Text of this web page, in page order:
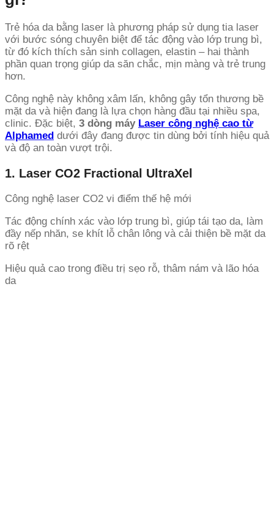
Trẻ hóa da bằng laser là phương pháp sử dụng tia laser
với bước sóng chuyên biệt để tác động vào lớp trung bì,
từ đó kích thích sản sinh collagen, elastin – hai thành
phần quan trọng giúp da săn chắc, mịn màng và trẻ trung
hơn.
Công nghệ này không xâm lấn, không gây tổn thương bề
mặt da và hiện đang là lựa chọn hàng đầu tại nhiều spa,
clinic. Đặc biệt, 3 dòng máy Laser công nghệ cao từ
Alphamed dưới đây đang được tin dùng bởi tính hiệu quả
và độ an toàn vượt trội.
1. Laser CO2 Fractional UltraXel
Công nghệ laser CO2 vi điểm thế hệ mới
Tác động chính xác vào lớp trung bì, giúp tái tạo da, làm
đầy nếp nhăn, se khít lỗ chân lông và cải thiện bề mặt da
rõ rệt
Hiệu quả cao trong điều trị sẹo rỗ, thâm nám và lão hóa
da